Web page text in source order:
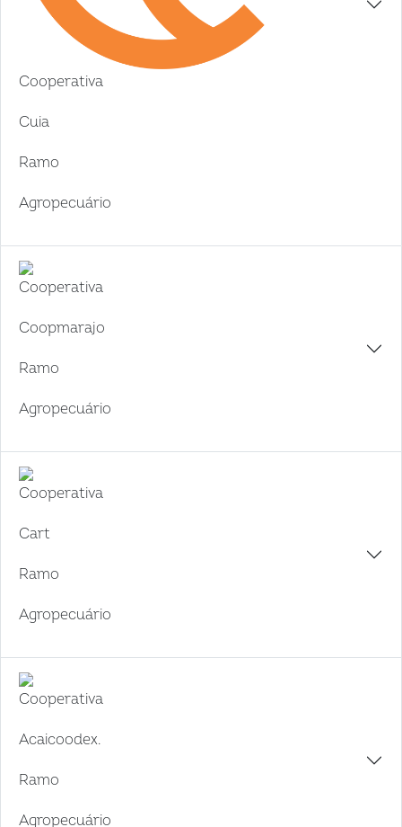
Cooperativa
Cuia
Ramo
Agropecuário
Cooperativa
Coopmarajo
Ramo
Agropecuário
Cooperativa
Cart
Ramo
Agropecuário
Cooperativa
Acaicoodex.
Ramo
Agropecuário